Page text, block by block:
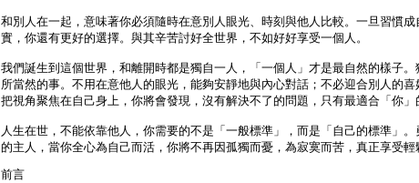
和別人在一起，意味著你必須隨時在意別人眼光、時刻與他人比較。一旦習慣
實，你還有更好的選擇。與其辛苦討好全世界，不如好好享受一個人。
我們誕生到這個世界，和離開時都是獨自一人，「一個人」才是最自然的樣子
所當然的事。不用在意他人的眼光，能夠安靜地與內心對話；不必迎合別人的
把視角聚焦在自己身上，你將會發現，沒有解決不了的問題，只有最適合「你」
人生在世，不能依靠他人，你需要的不是「一般標準」，而是「自己的標準」
的主人，當你全心為自己而活，你將不再因孤獨而憂，為寂寞而苦，真正享受輕
前言